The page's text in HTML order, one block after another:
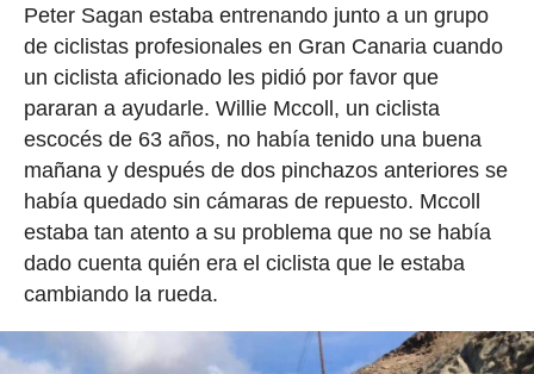
Peter Sagan estaba entrenando junto a un grupo
de ciclistas profesionales en Gran Canaria cuando
un ciclista aficionado les pidió por favor que
pararan a ayudarle. Willie Mccoll, un ciclista
escocés de 63 años, no había tenido una buena
mañana y después de dos pinchazos anteriores se
había quedado sin cámaras de repuesto. Mccoll
estaba tan atento a su problema que no se había
dado cuenta quién era el ciclista que le estaba
cambiando la rueda.